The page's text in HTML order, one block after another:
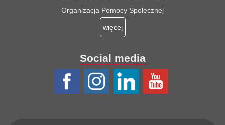
Organizacja Pomocy Społecznej
więcej
Social media